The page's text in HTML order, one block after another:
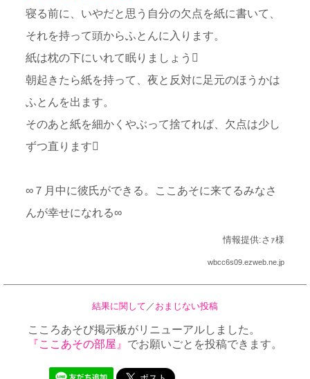
寝る前に、いやだと思う自分の欠点を紙に書いて、
それを持って頭からふとんに入ります。
紙は枕の下にいれて眠りましょう
朝起きたら紙を持って、夜と反対に足元のほうかは
ふとんを出ます。
そのあと紙を細かくやぶって捨てれば、欠点は少し
ずつ直ります
∞７月中に彼氏ができる。ここあそに来てるみなさ
んが幸せになれる∞
情報提供:さｧ様
wbcc6s09.ezweb.ne.jp
結果に関して ／ おまじない投稿
こころあそび掲示板がリニューアルしました。
『ここあその部屋』 でお願いごとを投稿できます。